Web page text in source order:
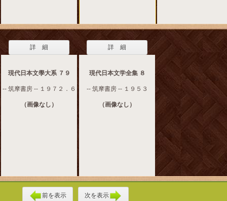
詳 細
現代日本文學大系 ７９
-- 筑摩書房 -- １９７２．６
（画像なし）
詳 細
現代日本文学全集 ８
-- 筑摩書房 -- １９５３
（画像なし）
前を表示 次を表示